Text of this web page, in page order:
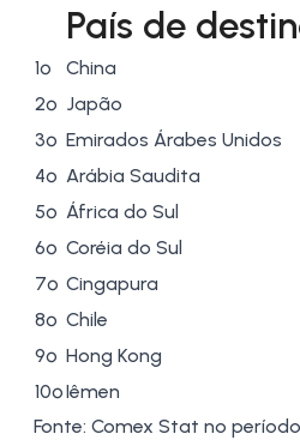
País de
1º China
2º Japão
3º Emirados Árabes Unidos
4º Arábia Saudita
5º África do Sul
6º Coréia do Sul
7º Cingapura
8º Chile
9º Hong Kong
10ºIêmen
Fonte: Comex Stat no